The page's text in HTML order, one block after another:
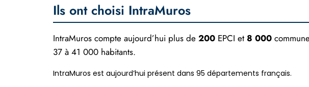
Ils ont choisi IntraMuros
IntraMuros compte aujourd’hui plus de 200 EPCI et 8 000
37 à 41 000 habitants.
IntraMuros est aujourd’hui présent dans 95 départements français.